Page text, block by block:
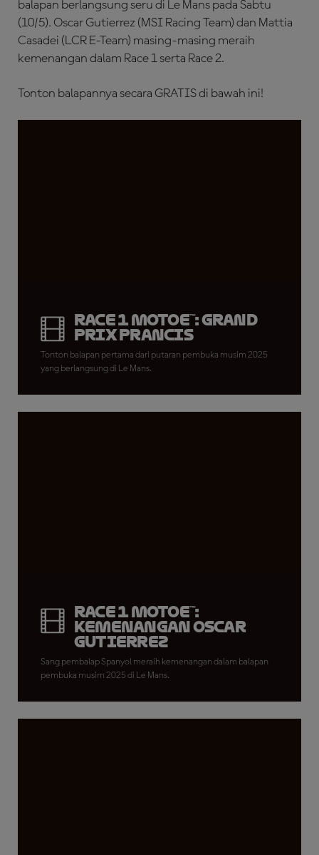
balapan berlangsung seru di Le Mans pada Sabtu
(10/5). Oscar Gutierrez (MSI Racing Team) dan Mattia
Casadei (LCR E-Team) masing-masing meraih
kemenangan dalam Race 1 serta Race 2.
Tonton balapannya secara GRATIS di bawah ini!
Race 1 MotoE™: Grand
Prix Prancis
Tonton balapan pertama dari putaran pembuka musim 2025
yang berlangsung di Le Mans.
Race 1 MotoE™:
Kemenangan Oscar
Gutierrez
Sang pembalap Spanyol meraih kemenangan dalam balapan
pembuka musim 2025 di Le Mans.